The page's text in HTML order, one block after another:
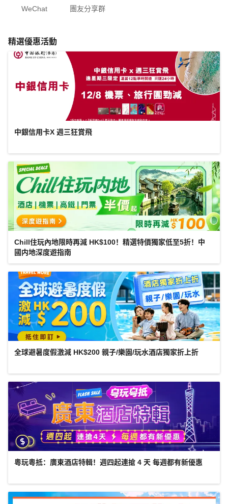
WeChat 團友分享群
精選優惠活動
中銀信用卡X 週三狂賞飛
Chill住玩內地限時再減 HK$100！精選特價獨家低至5折！中
國内地深度遊指南
全球避暑度假激減 HK$200 親子/樂園/玩水酒店獨家折上折
粵玩粵抵：廣東酒店特輯！週四起連搶 4 天 每週都有新優惠